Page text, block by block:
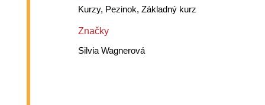
Kurzy, Pezinok, Základný kurz
Značky
Silvia Wagnerová